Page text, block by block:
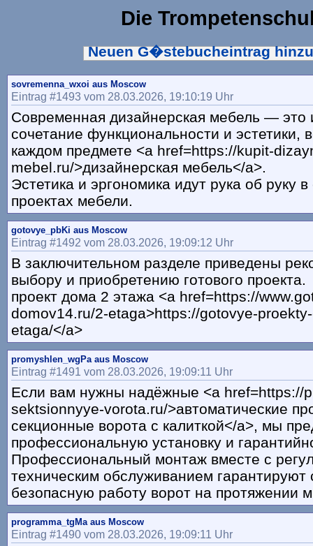
Die
Neuen G�stebucheintrag
sovremenna_wxoi aus Moscow
Eintrag #1493 vom 28.03.2026, 19:10:19 Uhr
Современная дизайнерская мебель — это
сочетание функциональности и эстетики,
каждом предмете <a href=https://kupit-
mebel.ru/>дизайнерская мебель</a>.
Эстетика и эргономика идут рука об руку
проектах мебели.
gotovye_pbKi aus Moscow
Eintrag #1492 vom 28.03.2026, 19:09:12 Uhr
В заключительном разделе приведены
выбору и приобретению готового проекта.
проект дома 2 этажа <a href=https://
domov14.ru/2-etaga>https://gotovye-
etaga/</a>
promyshlen_wgPa aus Moscow
Eintrag #1491 vom 28.03.2026, 19:09:11 Uhr
Если вам нужны надёжные <a href=https://
sektsionnyye-vorota.ru/>автоматические
секционные ворота с калиткой</a>, мы
профессиональную установку и
Профессиональный монтаж вместе с
техническим обслуживанием гарантируют
безопасную работу ворот на протяжении
programma_tgMa aus Moscow
Eintrag #1490 vom 28.03.2026, 19:09:11 Uhr